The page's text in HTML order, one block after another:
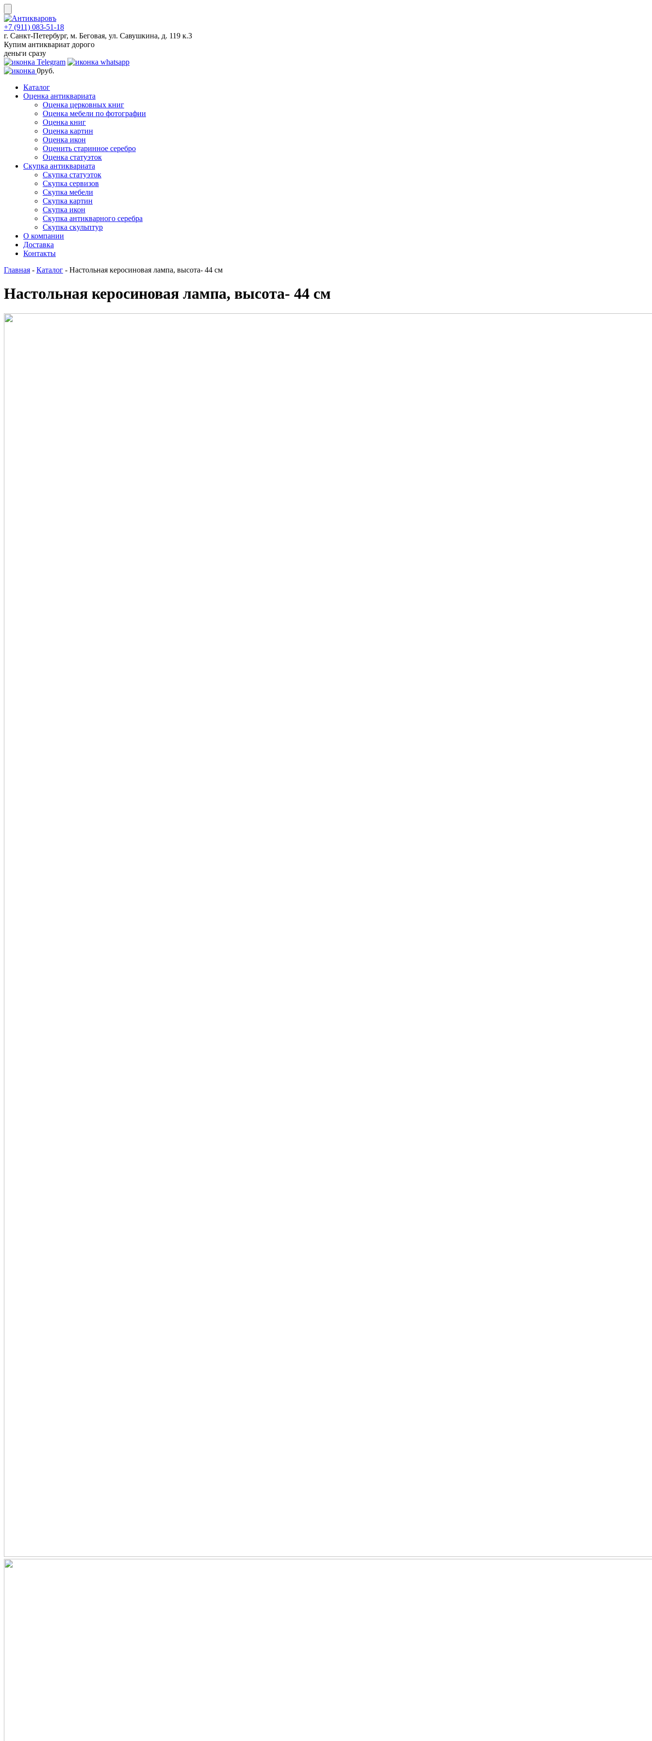
Skip
to
content
+7 (911) 083-51-18
г. Санкт-Петербург, м. Беговая, ул. Савушкина, д. 119 к.3
Купим антиквариат дорого
деньги сразу
0руб.
Каталог
Оценка антиквариата
Оценка церковных книг
Оценка мебели по фотографии
Оценка книг
Оценка картин
Оценка икон
Оценить старинное серебро
Оценка статуэток
Скупка антиквариата
Скупка статуэток
Скупка сервизов
Скупка мебели
Скупка картин
Скупка икон
Скупка антикварного серебра
Скупка скульптур
О компании
Доставка
Контакты
Главная - Каталог - Настольная керосиновая лампа, высота- 44 см
Настольная керосиновая лампа, высота- 44 см